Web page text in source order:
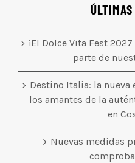
¡El Dolce Vita Fest
parte de
Destino Italia: la nueva
los amantes de la
en
Nuevas medidas